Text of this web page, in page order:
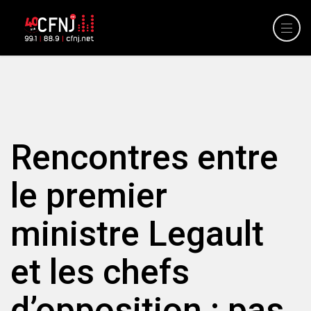
Rencontres entre
le premier
ministre Legault
et les chefs